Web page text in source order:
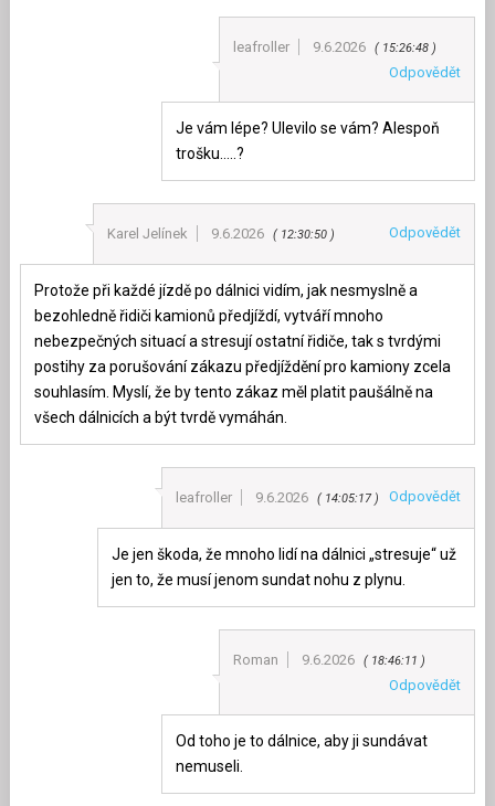
leafroller 9.6.2026 15:26:48
Odpovědět
Je vám lépe? Ulevilo se vám? Alespoň
trošku…..?
Karel Jelínek 9.6.2026 12:30:50 Odpovědět
Protože při každé jízdě po dálnici vidím, jak nesmyslně a
bezohledně řidiči kamionů předjíždí, vytváří mnoho
nebezpečných situací a stresují ostatní řidiče, tak s tvrdými
postihy za porušování zákazu předjíždění pro kamiony zcela
souhlasím. Myslí, že by tento zákaz měl platit paušálně na
všech dálnicích a být tvrdě vymáhán.
leafroller 9.6.2026 14:05:17 Odpovědět
Je jen škoda, že mnoho lidí na dálnici „stresuje“ už
jen to, že musí jenom sundat nohu z plynu.
Roman 9.6.2026 18:46:11
Odpovědět
Od toho je to dálnice, aby ji sundávat
nemuseli.